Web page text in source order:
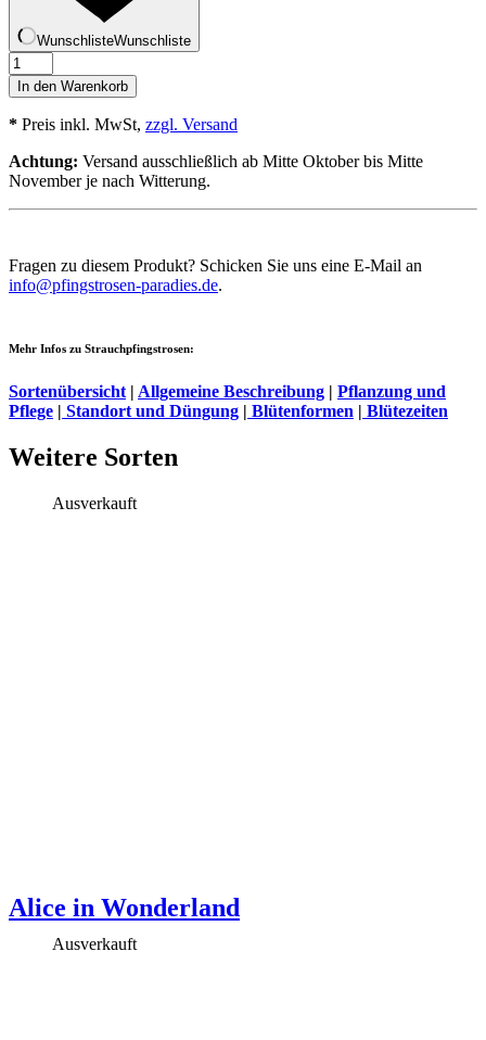
WunschlisteWunschliste
Barrick
Menge
In den Warenkorb
* Preis inkl. MwSt, zzgl. Versand
Achtung: Versand ausschließlich ab Mitte Oktober bis Mitte
November je nach Witterung.
Fragen zu diesem Produkt? Schicken Sie uns eine E-Mail an
info@pfingstrosen-paradies.de.
Mehr Infos zu Strauchpfingstrosen:
Sortenübersicht | Allgemeine Beschreibung | Pflanzung und
Pflege | Standort und Düngung | Blütenformen | Blütezeiten
Weitere Sorten
Ausverkauft
Alice in Wonderland
Ausverkauft